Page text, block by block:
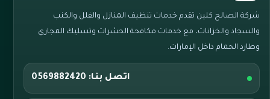
شركة الصالح كلين تقدم خدمات تنظيف المنازل والفلل والكنب
والسجاد والخزانات، مع خدمات مكافحة الحشرات وتسليك المجاري
وطارد الحمام داخل الإمارات.
اتصل بنا: 0569882420